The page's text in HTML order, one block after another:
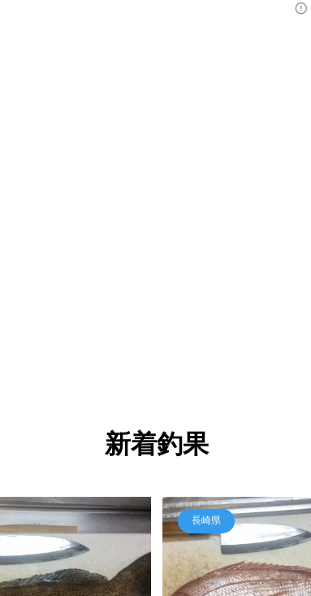
新着釣果
長崎県